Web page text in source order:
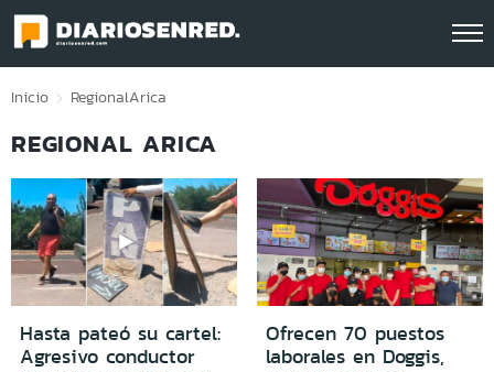
Click acá para ir directamente al contenido
Inicio RegionalArica
REGIONAL ARICA
Hasta pateó su cartel:
Agresivo conductor
Ofrecen 70 puestos
laborales en Doggis,